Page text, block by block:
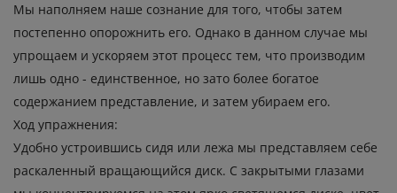
Мы наполняем наше сознание для того, чтобы затем
постепенно опорожнить его. Однако в данном случае мы
упрощаем и ускоряем этот процесс тем, что производим
лишь одно - единственное, но зато более богатое
содержанием представление, и затем убираем его.
Ход упражнения:
Удобно устроившись сидя или лежа мы представляем себе
раскаленный вращающийся диск. С закрытыми глазами